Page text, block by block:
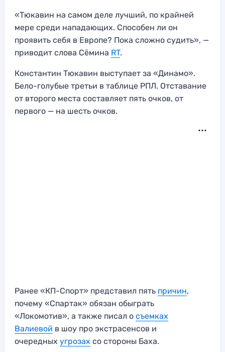
«Тюкавин на самом деле лучший, по крайней
мере среди нападающих. Способен ли он
проявить себя в Европе? Пока сложно судить», —
приводит слова Сёмина RT.
Константин Тюкавин выступает за «Динамо».
Бело-голубые третьи в таблице РПЛ. Отставание
от второго места составляет пять очков, от
первого — на шесть очков.
Ранее «КП-Спорт» представил пять причин,
почему «Спартак» обязан обыграть
«Локомотив», а также писал о съемках
Валиевой в шоу про экстрасенсов и
очередных угрозах со стороны Баха.